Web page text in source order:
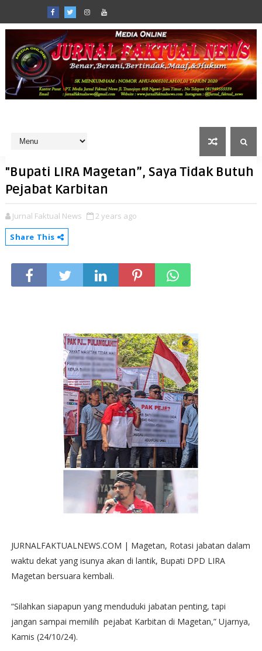
"Bupati LIRA Magetan”, Saya Tidak Butuh
Pejabat Karbitan
Jurnal Faktual News
2 years ago
Share This
JURNALFAKTUALNEWS.COM | Magetan, Rotasi jabatan dalam
waktu dekat yang isunya akan di lantik, Bupati DPD LIRA
Magetan bersuara kembali.
“Silahkan siapapun yang menduduki jabatan penting, tapi
jangan sampai memilih pejabat Karbitan di Magetan,” Ujarnya,
Kamis (24/10/24).